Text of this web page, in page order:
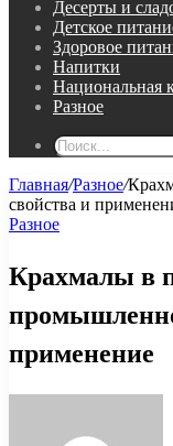
Десерты и
Детское
Здоровое
Напитки
Национальная
Разное
Главная/Разное/
свойства и
Разное
Крахмалы в
применение